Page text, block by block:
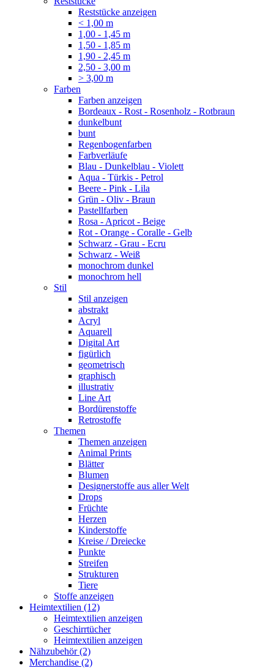
Reststücke anzeigen
< 1,00 m
1,00 - 1,45 m
1,50 - 1,85 m
1,90 - 2,45 m
2,50 - 3,00 m
> 3,00 m
Farben
Farben anzeigen
Bordeaux - Rost - Rosenholz - Rotbraun
dunkelbunt
bunt
Regenbogenfarben
Farbverläufe
Blau - Dunkelblau - Violett
Aqua - Türkis - Petrol
Beere - Pink - Lila
Grün - Oliv - Braun
Pastellfarben
Rosa - Apricot - Beige
Rot - Orange - Coralle - Gelb
Schwarz - Grau - Ecru
Schwarz - Weiß
monochrom dunkel
monochrom hell
Stil
Stil anzeigen
abstrakt
Acryl
Aquarell
Digital Art
figürlich
geometrisch
graphisch
illustrativ
Line Art
Bordürenstoffe
Retrostoffe
Themen
Themen anzeigen
Animal Prints
Blätter
Blumen
Designerstoffe aus aller Welt
Drops
Früchte
Herzen
Kinderstoffe
Kreise / Dreiecke
Punkte
Streifen
Strukturen
Tiere
Stoffe anzeigen
Heimtextilien (12)
Heimtextilien anzeigen
Geschirrtücher
Heimtextilien anzeigen
Nähzubehör (2)
Merchandise (2)